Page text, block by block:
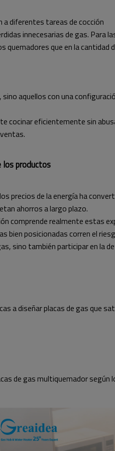
diferentes tareas de cocción
innecesarias de gas. Para
quemadores que en la cantidad
aquellos con una
cocinar eficientemente sin
los productos
de la energía ha
ahorros a largo plazo.
comprende realmente estas
bien posicionadas corren el
sino también participar en la
a diseñar placas de gas que
de gas multiquemador